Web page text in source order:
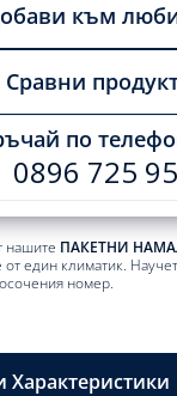
към
Сравни
по
0896 725
нашите ПАКЕТНИ
един климатик.
номер.
Характеристики